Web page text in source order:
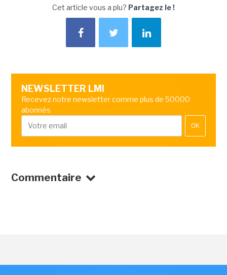
Cet article vous a plu? Partagez le !
NEWSLETTER LMI
Recevez notre newsletter comme plus de 50000
abonnés
OK
Commentaire